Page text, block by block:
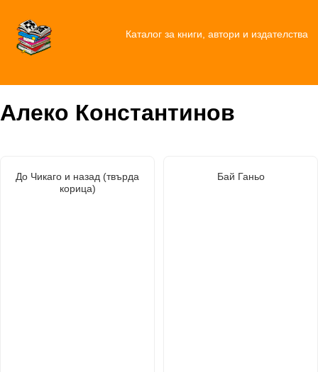
Каталог за книги, автори и издателства
Алеко Константинов
До Чикаго и назад (твърда
корица)
Бай Ганьо